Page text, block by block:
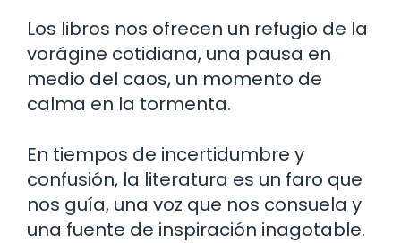
Los libros nos ofrecen un refugio de la
vorágine cotidiana, una pausa en
medio del caos, un momento de
calma en la tormenta.
En tiempos de incertidumbre y
confusión, la literatura es un faro que
nos guía, una voz que nos consuela y
una fuente de inspiración inagotable.